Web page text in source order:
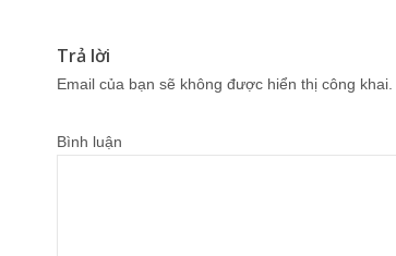
Trả lời
Email của bạn sẽ không được hiển thị công khai.
Bình luận